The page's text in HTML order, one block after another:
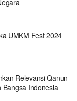
UMKM Fest 2024
Relevansi Qanun
Bangsa Indonesia